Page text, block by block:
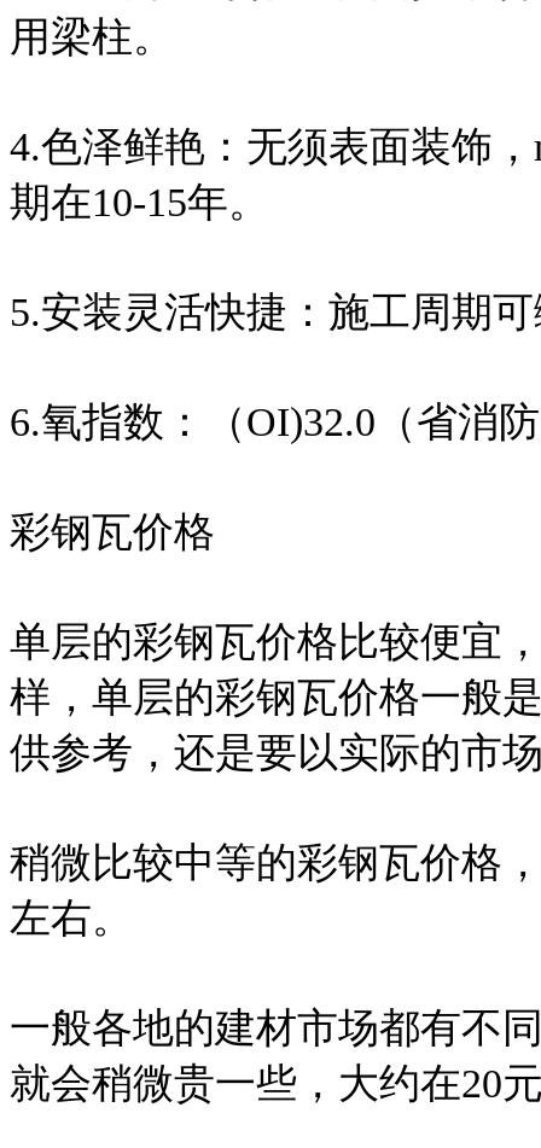
用梁柱。
4.色泽鲜艳：无须表面装饰
期在10-15年。
5.安装灵活快捷：施工周期
6.氧指数：（OI)32.0（省消
彩钢瓦价格
单层的彩钢瓦价格比较便宜
样，单层的彩钢瓦价格一般
供参考，还是要以实际的市
稍微比较中等的彩钢瓦价格
左右。
一般各地的建材市场都有不
就会稍微贵一些，大约在20